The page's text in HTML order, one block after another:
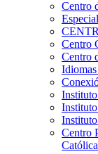
Centro
Centro
Centro
Centro